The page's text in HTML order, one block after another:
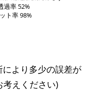
過率 52%
ト率 98%
により多少の誤差が
考えください)